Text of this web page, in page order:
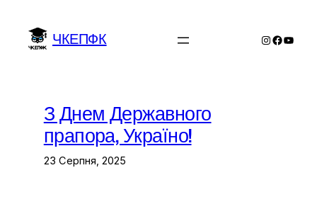
вмісту
ЧКЕПФК Instagram
З Днем Державного
прапора, Україно!
23 Серпня, 2025